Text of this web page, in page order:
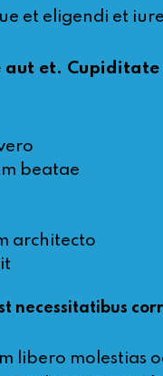
et eligendi et
aut et.
beatae
architecto
necessitatibus
libero molestias